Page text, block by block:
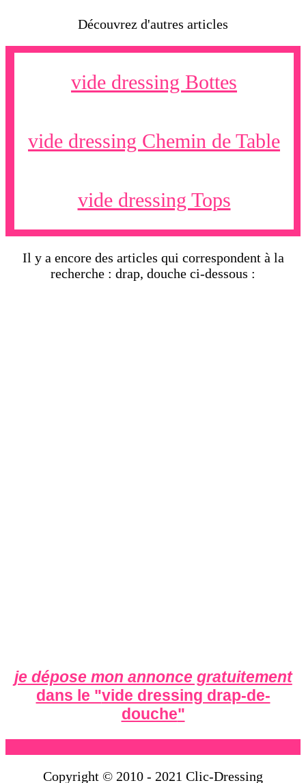
Découvrez d'autres articles
vide dressing Bottes
vide dressing Chemin de Table
vide dressing Tops
Il y a encore des articles qui correspondent à la
recherche : drap, douche ci-dessous :
je dépose mon annonce gratuitement
dans le "vide dressing drap-de-
douche"
Copyright © 2010 - 2021 Clic-Dressing